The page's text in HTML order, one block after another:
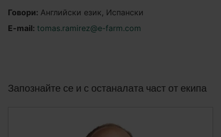
Говори: Английски език, Испански
E-mail: tomas.ramirez@e-farm.com
Запознайте се и с останалата част от екипа